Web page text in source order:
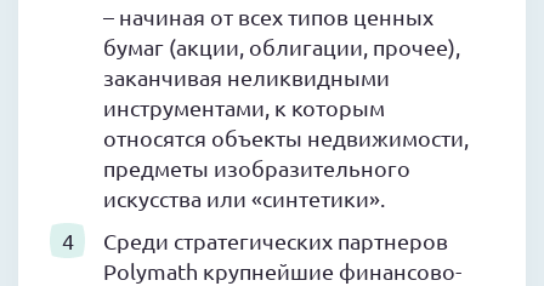
– начиная от всех типов ценных
бумаг (акции, облигации, прочее),
заканчивая неликвидными
инструментами, к которым
относятся объекты недвижимости,
предметы изобразительного
искусства или «синтетики».
Среди стратегических партнеров
Polymath крупнейшие финансово-